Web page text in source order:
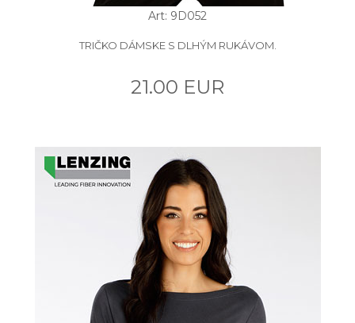
Art: 9D052
TRIČKO DÁMSKE S DLHÝM RUKÁVOM.
21.00 EUR